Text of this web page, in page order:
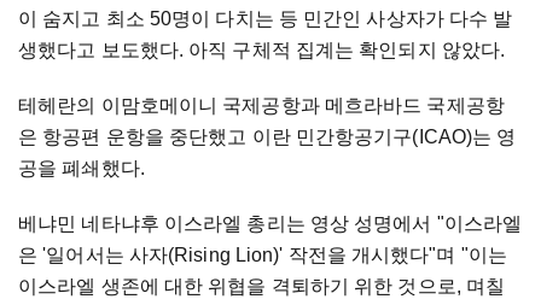
이 숨지고 최소 50명이 다치는 등 민간인 사상자가 다수 발
생했다고 보도했다. 아직 구체적 집계는 확인되지 않았다.
테헤란의 이맘호메이니 국제공항과 메흐라바드 국제공항
은 항공편 운항을 중단했고 이란 민간항공기구(ICAO)는 영
공을 폐쇄했다.
베냐민 네타냐후 이스라엘 총리는 영상 성명에서 "이스라엘
은 '일어서는 사자(Rising Lion)' 작전을 개시했다"며 "이는
이스라엘 생존에 대한 위협을 격퇴하기 위한 것으로, 며칠